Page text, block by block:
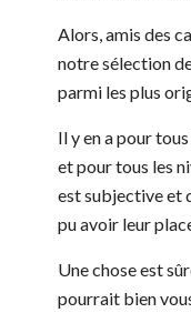
Alors, amis des
notre sélection
parmi les plus
Il y en a pour
et pour tous les
est subjective et
pu avoir leur
Une chose est
pourrait bien